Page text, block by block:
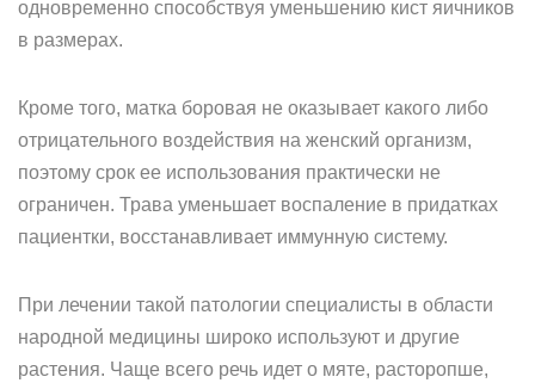
одновременно способствуя уменьшению кист яичников
в размерах.
Кроме того, матка боровая не оказывает какого либо
отрицательного воздействия на женский организм,
поэтому срок ее использования практически не
ограничен. Трава уменьшает воспаление в придатках
пациентки, восстанавливает иммунную систему.
При лечении такой патологии специалисты в области
народной медицины широко используют и другие
растения. Чаще всего речь идет о мяте, расторопше,